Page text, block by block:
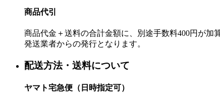
商品代引
商品代金＋送料の合計金額に、別途手数料400円が
発送業者からの発行となります。
配送方法・送料について
ヤマト宅急便（日時指定可）